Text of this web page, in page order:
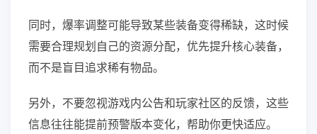
同时，爆率调整可能导致某些装备变得稀缺，这时候
需要合理规划自己的资源分配，优先提升核心装备，
而不是盲目追求稀有物品。
另外，不要忽视游戏内公告和玩家社区的反馈，这些
信息往往能提前预警版本变化，帮助你更快适应。